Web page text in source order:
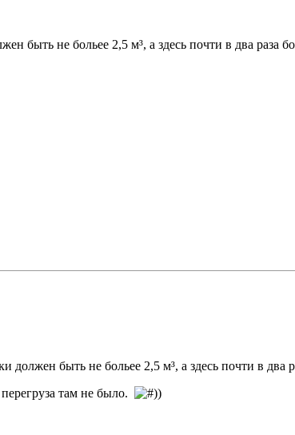
быть не больее 2,5 м³, а здесь почти в два раза
быть не больее 2,5 м³, а здесь почти в два
там не было.